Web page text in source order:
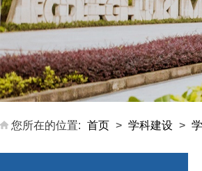
您所在的位置: 首页 > 学科建设 >